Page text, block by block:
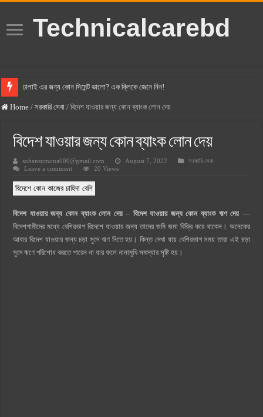
Technicalcarebd
ঢালাই এর জন্য কোন সিমেন্ট ভালো? এক ক্লিকে জেনে নিন!
বসুন্ধরা সিমেন্ট এর দাম ২০২৫
হোলসিম সিমেন্ট দাম ২০২৫
সুপারক্রিট সিমেন্ট দাম ২০২৫
জুডিশিয়াল ম্যাজিস্ট্রেট কি? জুডিশিয়াল ম্যাজিস্ট্রেট এর সুযোগ সুবিধা
ওয়ালটন টিভি কিস্তিতে কেনার নিয়ম ২০২৫
গ্রামে লাভজনক ব্যবসা ২০২৫ ও গ্রামের বাজারে ব্যবসার আইডিয়া
জেনে নিন, বর্তমানে মোবাইল ঘড়ি দাম কত ২০২৫
Home / সরকারি সেবা / বিদেশ যাওয়ার জন্য কোন ব্যাংক লোন দেয়
বিদেশ যাওয়ার জন্য কোন ব্যাংক লোন দেয়
sohansumona000@gmail.com August 7, 2022
সরকারি সেবা
Leave a comment
20 Views
বিদেশে কোন কাজের চাহিদা বেশি
বিদেশ যাওয়ার জন্য কোন ব্যাংক লোন দেয়– বিদেশ যাওয়ার জন্য কোন ব্যাংক ঋণ দেয় —
বিদেশগামীদের মধ্যে বেশিরভাগ বিদেশে যাওয়ার জন্য তাদের জমি জমা বিক্রি করে থাকেন। অনেকের
আবার বিদেশ যাওয়ার জন্য চড়া সুদে ঋণ নিতে হয়। কিন্ত দেখা যায় বেশিরভাগ সময় তারা এই চড়া
সুদে ঋণে পরিশোধ করতে পারেন না যার ফলে নানামুখি সমস্যার সৃষ্টি হয়।